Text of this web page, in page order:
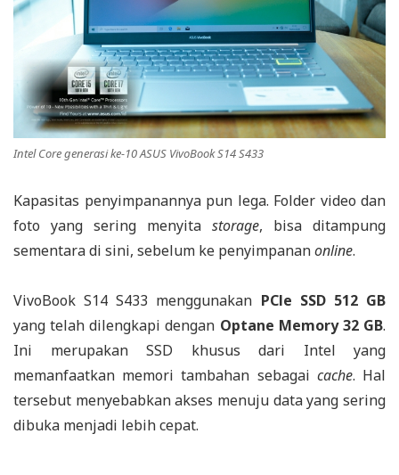
Intel Core generasi ke-10 ASUS VivoBook S14 S433
Kapasitas penyimpanannya pun lega. Folder video dan
foto yang sering menyita storage, bisa ditampung
sementara di sini, sebelum ke penyimpananonline.
VivoBook S14 S433 menggunakan PCle SSD 512 GB
yang telah dilengkapi dengan Optane Memory 32 GB.
Ini merupakan SSD khusus dari Intel yang
memanfaatkan memori tambahan sebagai cache. Hal
tersebut menyebabkan akses menuju data yang sering
dibuka menjadi lebih cepat.